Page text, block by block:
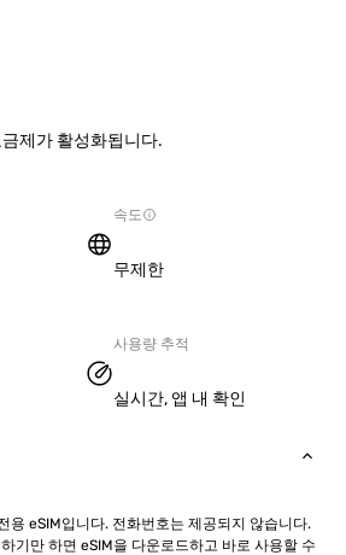
제가 활성화됩니다.
속도
무제한
사용량 추적
실시간, 앱 내 확인
용 eSIM입니다. 전화번호는 제공되지 않습니다.
기만 하면 eSIM을 다운로드하고 바로 사용할 수